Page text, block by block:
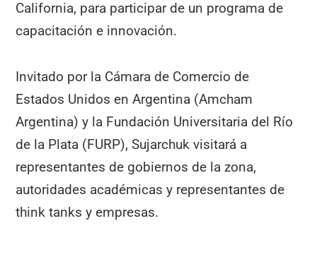
California, para participar de un programa de
capacitación e innovación.
Invitado por la Cámara de Comercio de
Estados Unidos en Argentina (Amcham
Argentina) y la Fundación Universitaria del Río
de la Plata (FURP), Sujarchuk visitará a
representantes de gobiernos de la zona,
autoridades académicas y representantes de
think tanks y empresas.